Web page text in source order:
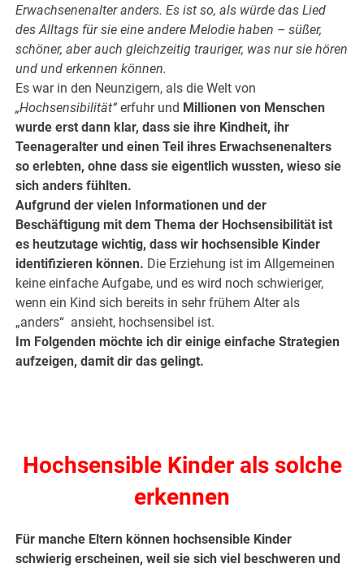
Erwachsenenalter anders. Es ist so, als würde das Lied
des Alltags für sie eine andere Melodie haben – süßer,
schöner, aber auch gleichzeitig trauriger, was nur sie hören
und und erkennen können.
Es war in den Neunzigern, als die Welt von
„Hochsensibilität“erfuhr und Millionen von Menschen
wurde erst dann klar, dass sie ihre Kindheit, ihr
Teenageralter und einen Teil ihres Erwachsenenalters
so erlebten, ohne dass sie eigentlich wussten, wieso sie
sich anders fühlten.
Aufgrund der vielen Informationen und der
Beschäftigung mit dem Thema der Hochsensibilität ist
es heutzutage wichtig, dass wir hochsensible Kinder
identifizieren können. Die Erziehung ist im Allgemeinen
keine einfache Aufgabe, und es wird noch schwieriger,
wenn ein Kind sich bereits in sehr frühem Alter als
„anders“ ansieht, hochsensibel ist.
Im Folgenden möchte ich dir einige einfache Strategien
aufzeigen, damit dir das gelingt.
Hochsensible Kinder als solche
erkennen
Für manche Eltern können hochsensible Kinder
schwierig erscheinen, weil sie sich viel beschweren und